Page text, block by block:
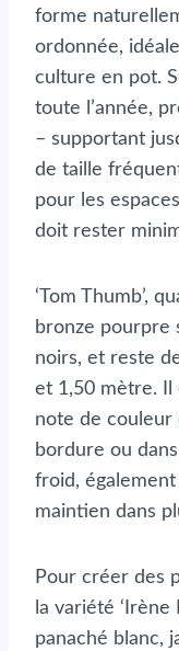
forme
ordonnée,
culture en pot.
toute l’année,
– supportant
de taille
pour les
doit rester
‘Tom Thumb’,
bronze pourpre
noirs, et reste
et 1,50 mètre.
note de couleur
bordure ou
froid, également
maintien dans
Pour créer des
la variété
panaché blanc,